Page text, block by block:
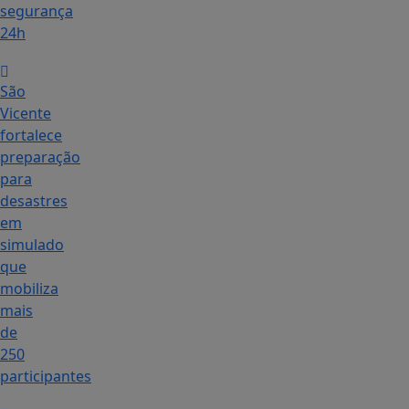
segurança
24h
São
Vicente
fortalece
preparação
para
desastres
em
simulado
que
mobiliza
mais
de
250
participantes